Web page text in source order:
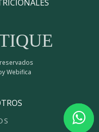
Webifica